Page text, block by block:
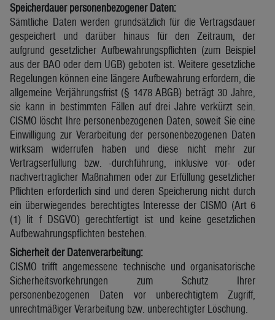
Speicherdauer personenbezogener Daten:
Sämtliche Daten werden grundsätzlich für die Vertragsdauer
gespeichert und darüber hinaus für den Zeitraum, der
aufgrund gesetzlicher Aufbewahrungspflichten (zum Beispiel
aus der BAO oder dem UGB) geboten ist. Weitere gesetzliche
Regelungen können eine längere Aufbewahrung erfordern, die
allgemeine Verjährungsfrist (§ 1478 ABGB) beträgt 30 Jahre,
sie kann in bestimmten Fällen auf drei Jahre verkürzt sein.
CISMO löscht Ihre personenbezogenen Daten, soweit Sie eine
Einwilligung zur Verarbeitung der personenbezogenen Daten
wirksam widerrufen haben und diese nicht mehr zur
Vertragserfüllung bzw. -durchführung, inklusive vor- oder
nachvertraglicher Maßnahmen oder zur Erfüllung gesetzlicher
Pflichten erforderlich sind und deren Speicherung nicht durch
ein überwiegendes berechtigtes Interesse der CISMO (Art 6
(1) lit f DSGVO) gerechtfertigt ist und keine gesetzlichen
Aufbewahrungspflichten bestehen.
Sicherheit der Datenverarbeitung:
CISMO trifft angemessene technische und organisatorische
Sicherheitsvorkehrungen zum Schutz Ihrer
personenbezogenen Daten vor unberechtigtem Zugriff,
unrechtmäßiger Verarbeitung bzw. unberechtigter Löschung.